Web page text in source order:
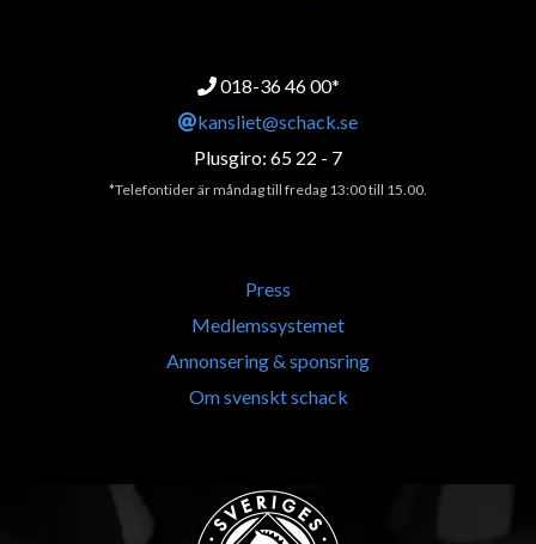
018-36 46 00*
kansliet@schack.se
Plusgiro: 65 22 - 7
*Telefontider är måndag till fredag 13:00 till 15.00.
Press
Medlemssystemet
Annonsering & sponsring
Om svenskt schack